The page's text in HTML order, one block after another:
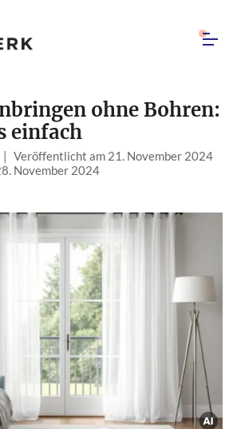
ohne Bohren:
einfach
| Veröffentlicht am 21. November 2024
November 2024